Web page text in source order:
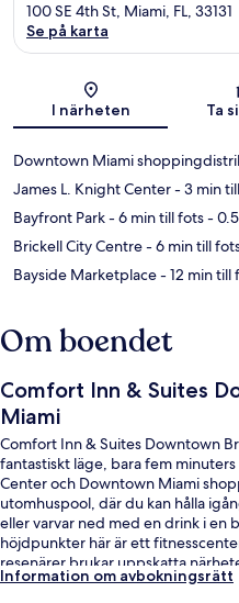
100 SE 4th St, Miami, FL, 33131
Se på karta
I närheten Ta
Downtown Miami
James L. Knight Center- 3 min
Bayfront Park- 6 min till fots-
Brickell City Centre- 6 min till
Bayside Marketplace- 12 min till
Om boendet
Comfort Inn & Suites
Miami
Comfort Inn & Suites Downtown
fantastiskt läge, bara fem
Center och Downtown Miami
utomhuspool, där du kan hålla
eller varvar ned med en drink i
höjdpunkter här är ett
resenärer brukar uppskatta
bara några steg från Riverwalk
Information om avbokningsrätt